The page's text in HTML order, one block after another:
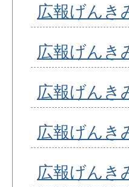
広報げんき
広報げんき
広報げんき
広報げんき
広報げんき